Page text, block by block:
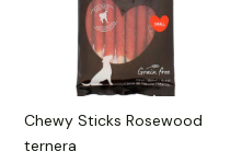
Chewy Sticks Rosewood
ternera